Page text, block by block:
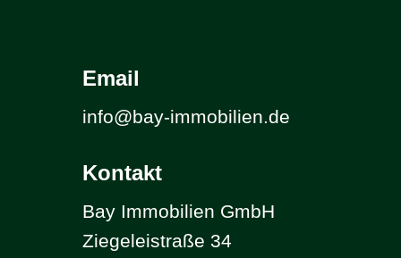
Email
info@bay-immobilien.de
Kontakt
Bay Immobilien GmbH
Ziegeleistraße 34